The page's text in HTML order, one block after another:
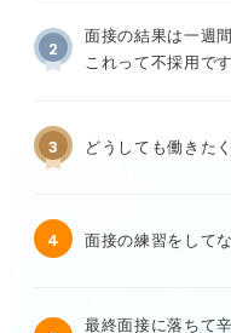
2
面接の結果は一週
これって不採用で
3 どうしても働きた
4 面接の練習をして
最終面接に落ちて